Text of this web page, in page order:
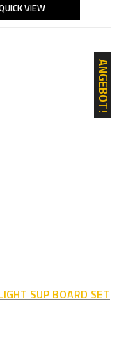
VIEW
ANGEBOT!
SUP BOARD SET